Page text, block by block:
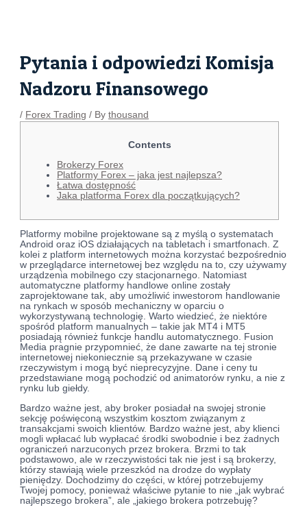
Pytania i odpowiedzi Komisja
Nadzoru Finansowego
/ Forex Trading / Bythousand
Contents
Brokerzy Forex
Platformy Forex – jaka jest najlepsza?
Łatwa dostępność
Jaka platforma Forex dla początkujących?
Platformy mobilne projektowane są z myślą o systematach
Android oraz iOS działających na tabletach i smartfonach. Z
kolei z platform internetowych można korzystać bezpośrednio
w przeglądarce internetowej bez względu na to, czy używamy
urządzenia mobilnego czy stacjonarnego. Natomiast
automatyczne platformy handlowe online zostały
zaprojektowane tak, aby umożliwić inwestorom handlowanie
na rynkach w sposób mechaniczny w oparciu o
wykorzystywaną technologię. Warto wiedzieć, że niektóre
spośród platform manualnych – takie jak MT4 i MT5
posiadają również funkcje handlu automatycznego. Fusion
Media pragnie przypomnieć, że dane zawarte na tej stronie
internetowej niekoniecznie są przekazywane w czasie
rzeczywistym i mogą być nieprecyzyjne. Dane i ceny tu
przedstawiane mogą pochodzić od animatorów rynku, a nie z
rynku lub giełdy.
Bardzo ważne jest, aby broker posiadał na swojej stronie
sekcję poświęconą wszystkim kosztom związanym z
transakcjami swoich klientów. Bardzo ważne jest, aby klienci
mogli wpłacać lub wypłacać środki swobodnie i bez żadnych
ograniczeń narzuconych przez brokera. Brzmi to tak
podstawowo, ale w rzeczywistości tak nie jest i są brokerzy,
którzy stawiają wiele przeszkód na drodze do wypłaty
pieniędzy. Dochodzimy do części, w której potrzebujemy
Twojej pomocy, ponieważ właściwe pytanie to nie „jak wybrać
najlepszego brokera”, ale „jakiego brokera potrzebuję?